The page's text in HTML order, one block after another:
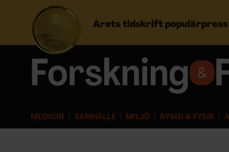
Årets tidskrift populärpress
MEDICIN SAMHÄLLE MILJÖ RYMD & FYSIK
Prenumerera
NYHETSBREV